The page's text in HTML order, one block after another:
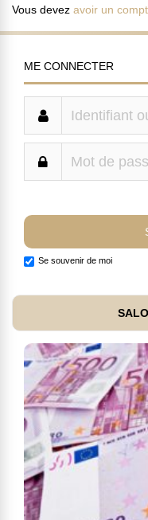
Vous devez avoir un
ME CONNECTER
Se souvenir de moi